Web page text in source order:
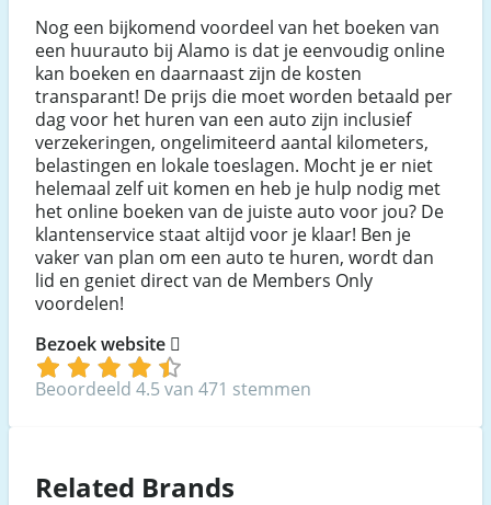
Nog een bijkomend voordeel van het boeken van
een huurauto bij Alamo is dat je eenvoudig online
kan boeken en daarnaast zijn de kosten
transparant! De prijs die moet worden betaald per
dag voor het huren van een auto zijn inclusief
verzekeringen, ongelimiteerd aantal kilometers,
belastingen en lokale toeslagen. Mocht je er niet
helemaal zelf uit komen en heb je hulp nodig met
het online boeken van de juiste auto voor jou? De
klantenservice staat altijd voor je klaar! Ben je
vaker van plan om een auto te huren, wordt dan
lid en geniet direct van de Members Only
voordelen!
Bezoek website
Beoordeeld 4.5 van 471 stemmen
Related Brands